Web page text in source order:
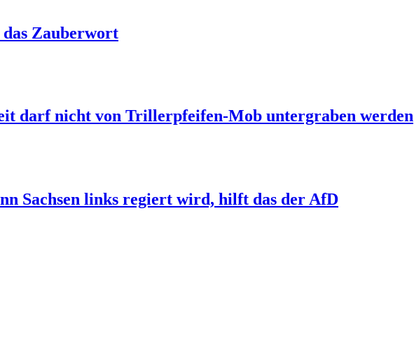
das Zauberwort
darf nicht von Trillerpfeifen-Mob untergraben werden
Sachsen links regiert wird, hilft das der AfD